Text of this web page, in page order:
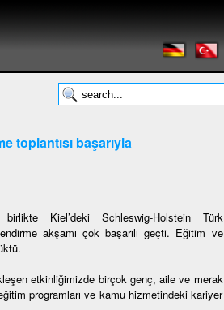
toplantısı başarıyla
Kiel’deki Schleswig-Holstein Türk
akşamı çok başarılı geçti. Eğitim ve
etkinliğimizde birçok genç, aile ve merak
programları ve kamu hizmetindeki kariyer